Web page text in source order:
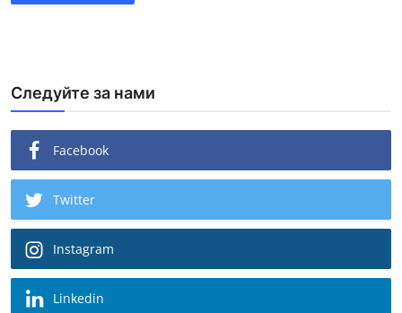
Следуйте за нами
Facebook
Twitter
Instagram
Linkedin